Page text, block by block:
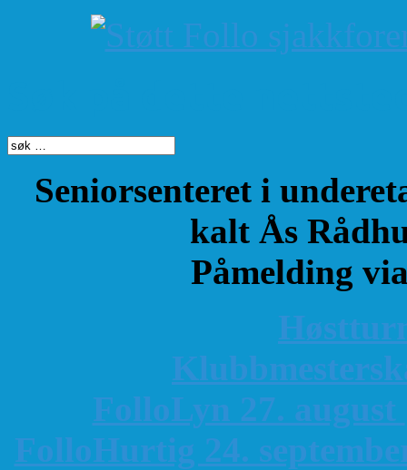
Seniorsenteret i
kalt Ås
Påmelding
K
FolloLyn 27. august
FolloHurtig 24.